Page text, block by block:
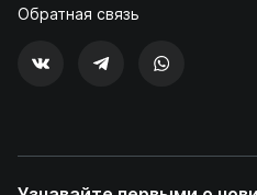
Обратная связь